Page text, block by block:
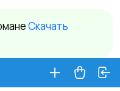
Cкачать